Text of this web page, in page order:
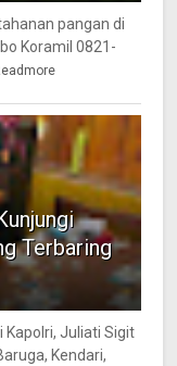
pangan di
Koramil 0821-
Terbaring
Kapolri, Juliati Sigit
Kendari,